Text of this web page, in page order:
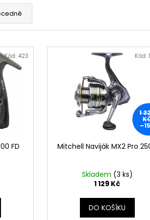
FD
Kód: 423
1
Mitchell Naviják MX2 Pro
Skladem (3 ks)
1 129 Kč
DO KOŠÍKU
Kód:
CAT ALEXIA